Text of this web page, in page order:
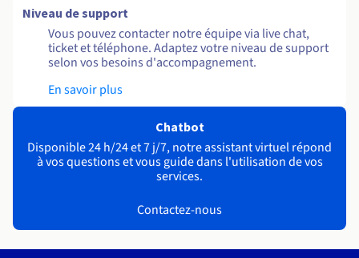
Niveau de support
Vous pouvez contacter notre équipe via live chat,
ticket et téléphone. Adaptez votre niveau de support
selon vos besoins d'accompagnement.
En savoir plus
Chatbot
Disponible 24 h/24 et 7 j/7, notre assistant virtuel répond
à vos questions et vous guide dans l'utilisation de vos
services.
Contactez-nous